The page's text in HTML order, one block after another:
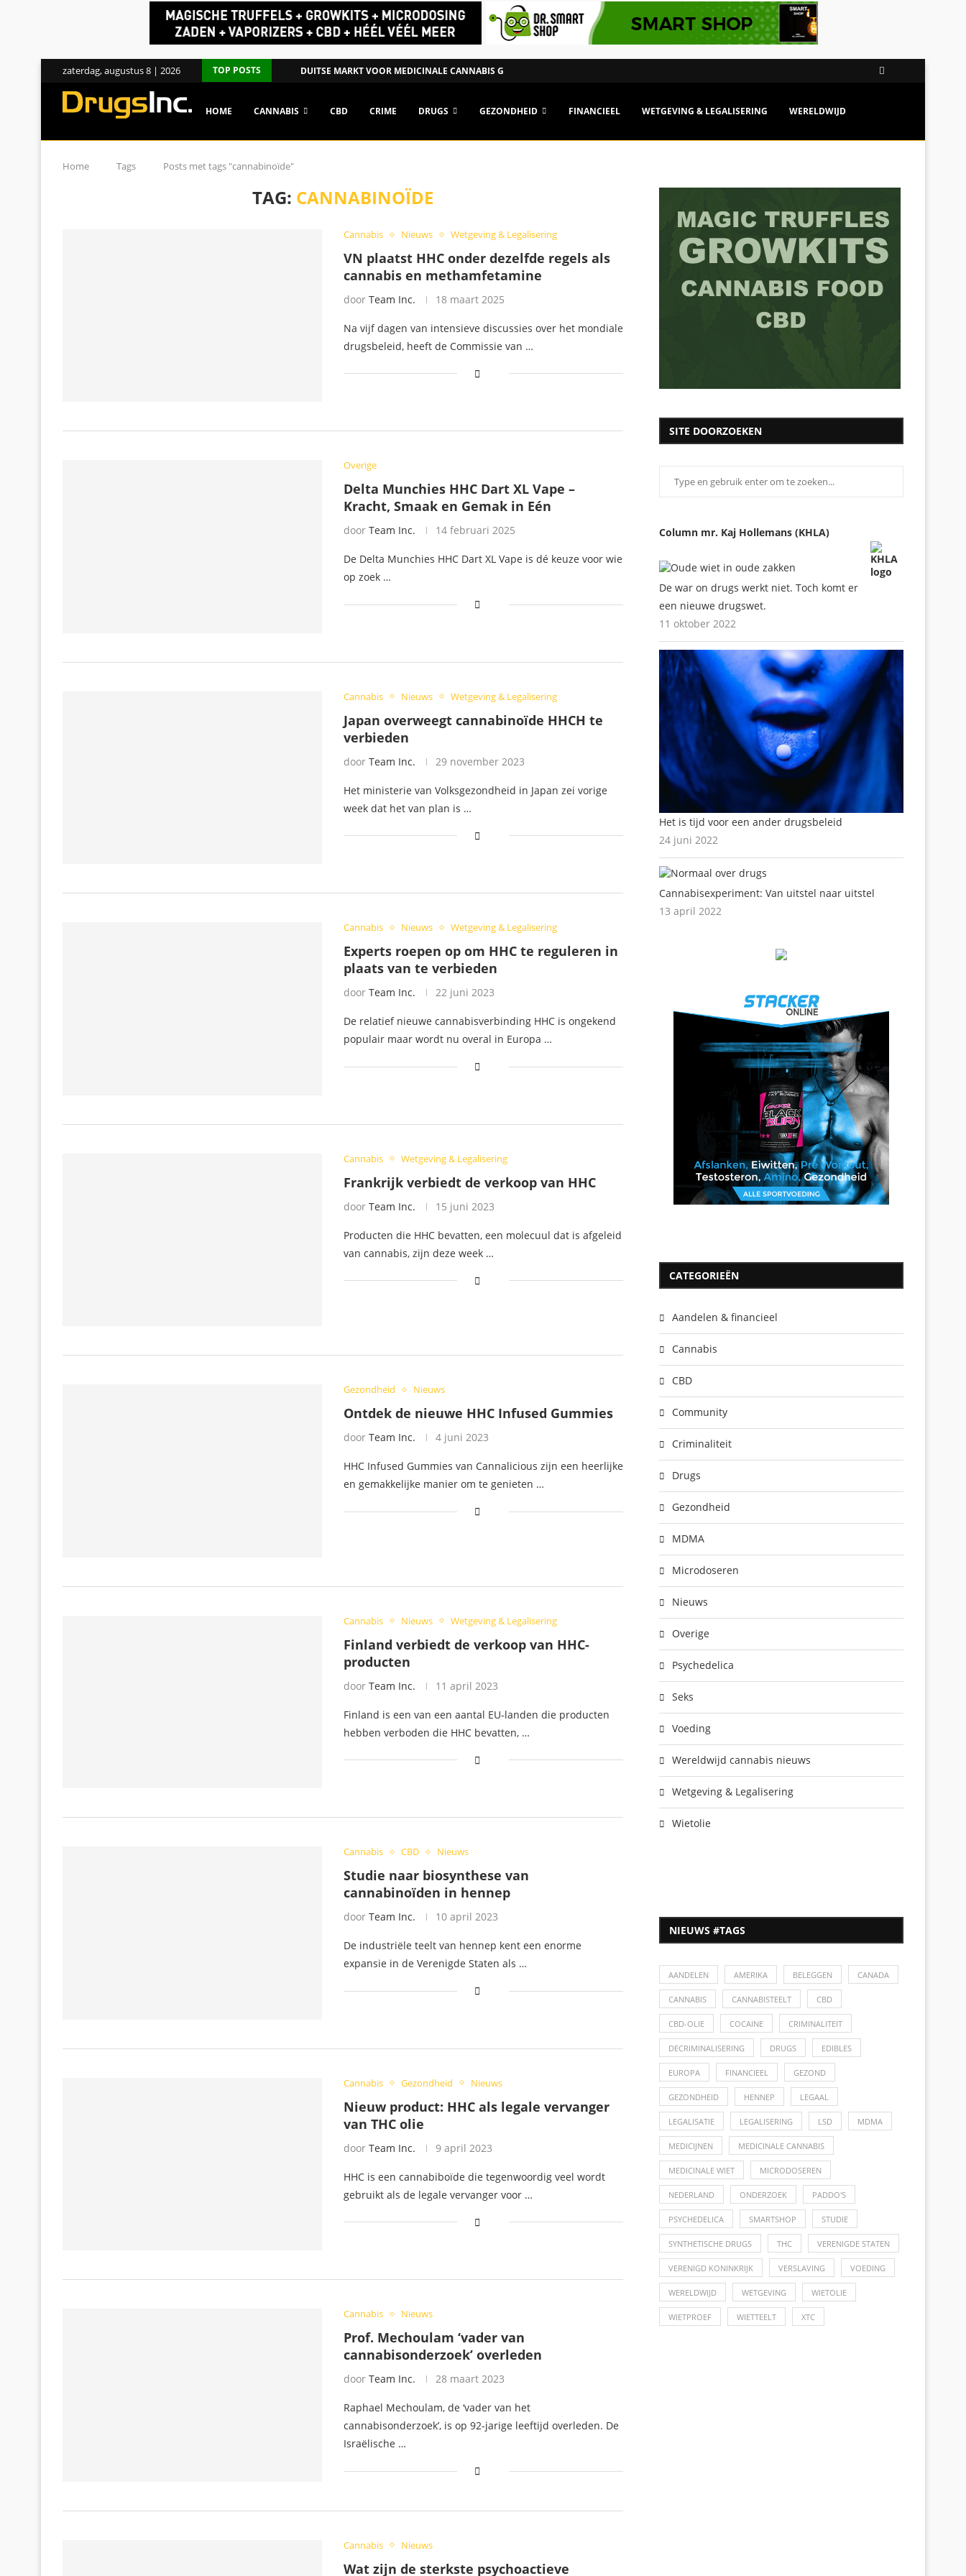
zaterdag, augustus 8 | 2026 TOP POSTS DUITSE MARKT VOOR MEDICINALE CANNABIS GROEIT NAAR €1,15...
HOME CANNABIS CBD CRIME DRUGS GEZONDHEID FINANCIEEL WETGEVING & LEGALISERING WERELDWIJD
Home Tags Posts met tags "cannabinoïde"
TAG: CANNABINOÏDE
Cannabis Nieuws Wetgeving & Legalisering
VN plaatst HHC onder dezelfde regels als
cannabis en methamfetamine
door Team Inc. 18 maart 2025
Na vijf dagen van intensieve discussies over het mondiale
drugsbeleid, heeft de Commissie van …
Overige
Delta Munchies HHC Dart XL Vape –
Kracht, Smaak en Gemak in Eén
door Team Inc. 14 februari 2025
De Delta Munchies HHC Dart XL Vape is dé keuze voor wie
op zoek …
Cannabis Nieuws Wetgeving & Legalisering
Japan overweegt cannabinoïde HHCH te
verbieden
door Team Inc. 29 november 2023
Het ministerie van Volksgezondheid in Japan zei vorige
week dat het van plan is …
Cannabis Nieuws Wetgeving & Legalisering
Experts roepen op om HHC te reguleren in
plaats van te verbieden
door Team Inc. 22 juni 2023
De relatief nieuwe cannabisverbinding HHC is ongekend
populair maar wordt nu overal in Europa …
Cannabis Wetgeving & Legalisering
Frankrijk verbiedt de verkoop van HHC
door Team Inc. 15 juni 2023
Producten die HHC bevatten, een molecuul dat is afgeleid
van cannabis, zijn deze week …
Gezondheid Nieuws
Ontdek de nieuwe HHC Infused Gummies
door Team Inc. 4 juni 2023
HHC Infused Gummies van Cannalicious zijn een heerlijke
en gemakkelijke manier om te genieten …
Cannabis Nieuws Wetgeving & Legalisering
Finland verbiedt de verkoop van HHC-
producten
door Team Inc. 11 april 2023
Finland is een van een aantal EU-landen die producten
hebben verboden die HHC bevatten, …
Cannabis CBD Nieuws
Studie naar biosynthese van
cannabinoïden in hennep
door Team Inc. 10 april 2023
De industriële teelt van hennep kent een enorme
expansie in de Verenigde Staten als …
Cannabis Gezondheid Nieuws
Nieuw product: HHC als legale vervanger
van THC olie
door Team Inc. 9 april 2023
HHC is een cannabiboïde die tegenwoordig veel wordt
gebruikt als de legale vervanger voor …
Cannabis Nieuws
Prof. Mechoulam ‘vader van
cannabisonderzoek’ overleden
door Team Inc. 28 maart 2023
Raphael Mechoulam, de ‘vader van het
cannabisonderzoek’, is op 92-jarige leeftijd overleden. De
Israëlische …
Cannabis Nieuws
Wat zijn de sterkste psychoactieve
SITE DOORZOEKEN
Column mr. Kaj Hollemans (KHLA)
De war on drugs werkt niet. Toch komt er
een nieuwe drugswet.
11 oktober 2022
Het is tijd voor een ander drugsbeleid
24 juni 2022
Cannabisexperiment: Van uitstel naar uitstel
13 april 2022
CATEGORIEËN
Aandelen & financieel
Cannabis
CBD
Community
Criminaliteit
Drugs
Gezondheid
MDMA
Microdoseren
Nieuws
Overige
Psychedelica
Seks
Voeding
Wereldwijd cannabis nieuws
Wetgeving & Legalisering
Wietolie
NIEUWS #TAGS
AANDELEN AMERIKA BELEGGEN CANADA
CANNABIS CANNABISTEELT CBD
CBD-OLIE COCAINE CRIMINALITEIT
DECRIMINALISERING DRUGS EDIBLES
EUROPA FINANCIEEL GEZOND
GEZONDHEID HENNEP LEGAAL
LEGALISATIE LEGALISERING LSD MDMA
MEDICIJNEN MEDICINALE CANNABIS
MEDICINALE WIET MICRODOSEREN
NEDERLAND ONDERZOEK PADDO'S
PSYCHEDELICA SMARTSHOP STUDIE
SYNTHETISCHE DRUGS THC VERENIGDE STATEN
VERENIGD KONINKRIJK VERSLAVING VOEDING
WERELDWIJD WETGEVING WIETOLIE
WIETPROEF WIETTEELT XTC